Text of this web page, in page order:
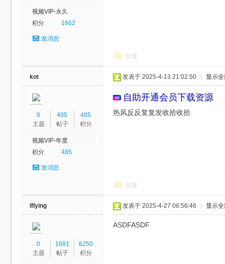
视频VIP-永久
积分
1662
发消息
回复
kot
0
主题
485
帖子
485
积分
视频VIP-年度
积分
485
发消息
发表于 2025-4-13 21:02:50 显示
自助开通会员下载资源
热风反反复复发收拾收拾
回复
lflying
0
主题
1681
帖子
6250
积分
发表于 2025-4-27 06:56:46 显示
ASDFASDF